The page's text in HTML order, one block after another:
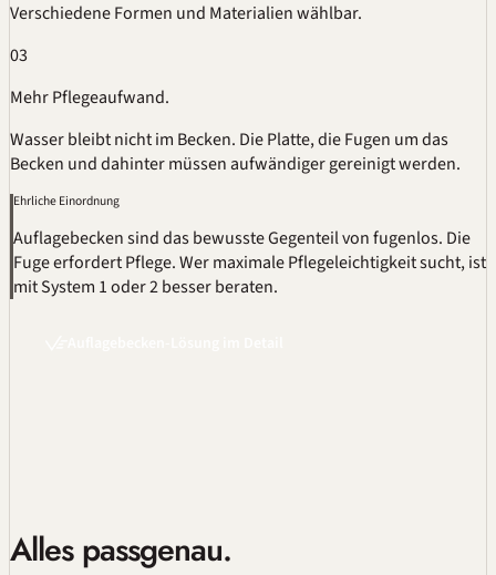
Verschiedene Formen und Materialien wählbar.
03
Mehr Pflegeaufwand.
Wasser bleibt nicht im Becken. Die Platte, die Fugen um das
Becken und dahinter müssen aufwändiger gereinigt werden.
Ehrliche Einordnung
Auflagebecken sind das bewusste Gegenteil von fugenlos. Die
Fuge erfordert Pflege. Wer maximale Pflegeleichtigkeit sucht, ist
mit System 1 oder 2 besser beraten.
Alles passgenau.